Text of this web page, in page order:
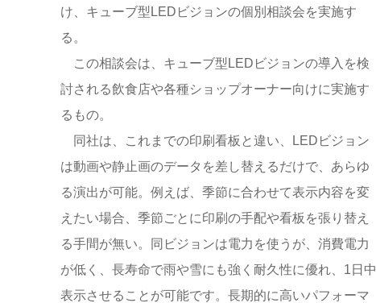
け、キューブ型LEDビジョンの個別相談会を実施す
る。
この相談会は、キューブ型LEDビジョンの導入を検
討される飲食店や各種ショップオーナー向けに実施す
るもの。
同社は、これまでの印刷看板と違い、LEDビジョン
は動画や静止画のデータを差し替えるだけで、あらゆ
る演出が可能。例えば、季節に合わせて表示内容を変
えたい場合、季節ごとに印刷の手配や看板を張り替え
る手間が無い。同ビジョンは電力を使うが、消費電力
が低く、長寿命で雨や雪にも強く耐久性に優れ、1日中
表示させることが可能です。長期的に高いパフォーマ